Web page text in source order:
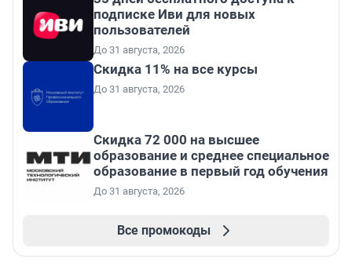
подписке Иви для новых
пользователей
До 31 августа, 2026
Скидка 11% на все курсы
До 31 августа, 2026
Скидка 72 000 на высшее
образование и среднее специальное
образование в первый год обучения
До 31 августа, 2026
Все промокоды